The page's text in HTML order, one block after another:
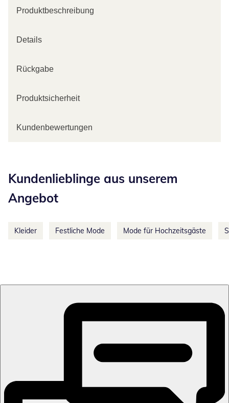
Produktbeschreibung
Details
Rückgabe
Produktsicherheit
Kundenbewertungen
Kundenlieblinge aus unserem
Angebot
Kleider Festliche Mode Mode für Hochzeitsgäste